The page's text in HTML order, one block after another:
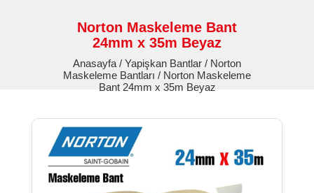
Norton Maskeleme Bant
24mm x 35m Beyaz
Anasayfa / Yapişkan Bantlar / Norton
Maskeleme Bantları / Norton Maskeleme
Bant 24mm x 35m Beyaz